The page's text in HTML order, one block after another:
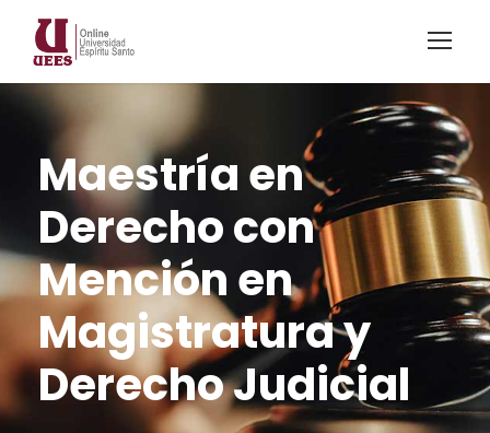
Maestría en
Derecho con
Mención en
Magistratura y
Derecho Judicial